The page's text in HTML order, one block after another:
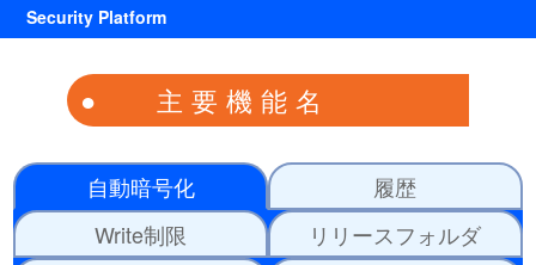
Security Platform
主要機能名
自動暗号化
履歴
Write制限
リリースフォルダ